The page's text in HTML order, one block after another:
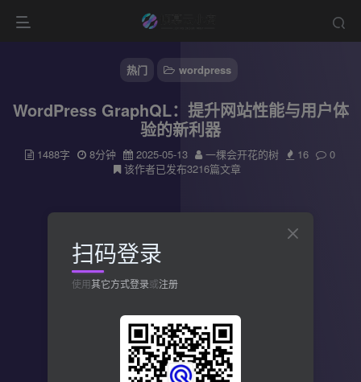
热门 wordpress
WordPress GraphQL：提升网站性能与用户体
验的新利器
1488字 8分钟 2025-05-13 一棵会开花的树 16
0
该作者已发布3216篇文章
扫码登录
使用其它方式登录或注册